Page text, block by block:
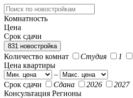
Комнатность
Цена
Срок сдачи
831 новостройка
Количество комнат Студия 1
Цена квартиры
–
Срок сдачи
Сдана 2026 2027
Консультация Регионы